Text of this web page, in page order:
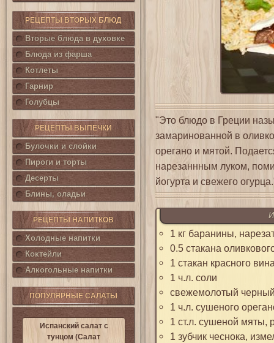
РЕЦЕПТЫ ВТОРЫХ БЛЮД
Вторые блюда в духовке
Блюда из фарша
Котлеты
Гарнир
Голубцы
РЕЦЕПТЫ ВЫПЕЧКИ
Булочки и слойки
Пироги и торты
Десерты
Блины, оладьи
РЕЦЕПТЫ НАПИТКОВ
Холодные напитки
Коктейли
Алкогольные напитки
ПОПУЛЯРНЫЕ САЛАТЫ
Испанский салат с
тунцом (Салат
"Это блюдо в Греции
замаринованной в
орегано и мятой.
нарезаннным луком,
йогурта и свежего
1 кг баранины,
0.5 стакана
1 стакан красного
1 ч.л. соли
свежемолотый
1 ч.л. сушеного
1 ст.л. сушеной мяты,
1 зубчик чеснока,